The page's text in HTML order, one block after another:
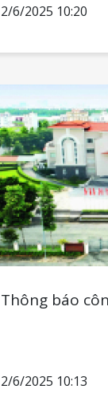
2/6/2025 10:20
Thông báo
2/6/2025 10:13